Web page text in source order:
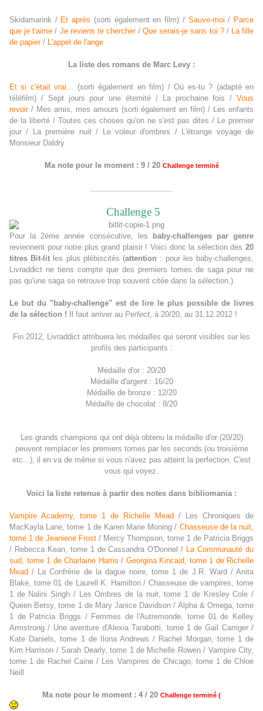
Skidamarink / Et après (sorti également en film) / Sauve-moi / Parce
que je t'aime / Je reviens te chercher /Que serais-je sans toi ? / La fille
de papier / L'appel de l'ange
La liste des romans de Marc Levy :
Et si c'était vrai... (sorti également en film) /Où es-tu ? (adapté en
téléfilm) / Sept jours pour une éternité / La prochaine fois /Vous
revoir / Mes amis, mes amours (sorti également en film) / Les enfants
de la liberté / Toutes ces choses qu'on ne s'est pas dites / Le premier
jour /
La première nuit / Le voleur d'ombres / L'étrange voyage de
Monsieur Daldry
Ma note pour le moment : 9 / 20 Challenge terminé
Challenge 5
Pour la 2ème année consécutive, les
baby-challenges par genre
reviennent pour notre plus grand plaisir ! Voici donc la sélection des20
titres Bit-lit les plus plébiscités (attention : pour les baby-challenges,
Livraddict ne tiens compte que des premiers tomes de saga pour ne
pas qu'une saga se retrouve trop souvent citée dans la sélection.)
Le but du "baby-challenge" est de lire le plus possible de livres
de la sélection !
Il faut arriver au Perfect, à 20/20, au 31.12.2012 !
Fin 2012, Livraddict attribuera les médailles qui seront visibles sur les
profils des participants :
Médaille d'or : 20/20
Médaille d'argent : 16/20
Médaille de bronze : 12/20
Médaille de chocolat : 8/20
Les grands champions qui ont déjà obtenu la médaille d'or (20/20)
peuvent remplacer les premiers tomes par les seconds (ou troisième
etc...), il en va de même si vous n'avez pas atteint la perfection. C'est
vous qui voyez.
Voici la liste retenue à partir des notes dans bibliomania :
Vampire Academy, tome 1 de Richelle Mead / Les Chroniques de
MacKayla Lane, tome 1 de Karen Marie Moning / Chasseuse de la nuit,
tome 1 de Jeaniene Frost / Mercy Thompson, tome 1 de Patricia Briggs
/ Rebecca Kean, tome 1 de Cassandra O'Donnel / La Communauté du
sud, tome 1 de Charlaine Harris / Georgina Kincaid, tome 1 de Richelle
Mead / La Confrérie de la dague noire, tome 1 de J.R. Ward / Anita
Blake, tome 01 de Laurell K. Hamilton / Chasseuse de vampires, tome
1 de Nalini Singh / Les Ombres de la nuit, tome 1 de Kresley Cole /
Queen Betsy, tome 1 de Mary Janice Davidson / Alpha & Omega, tome
1 de Patricia Briggs / Femmes de l'Autremonde, tome 01 de Kelley
Armstrong / Une aventure d'Alexia Tarabotti, tome 1 de Gail Carriger /
Kate Daniels, tome 1 de Ilona Andrews / Rachel Morgan, tome 1 de
Kim Harrison / Sarah Dearly, tome 1 de Michelle Rowen / Vampire City,
tome 1 de Rachel Caine / Les Vampires de Chicago, tome 1 de Chloe
Neill
Ma note pour le moment : 4 / 20 Challenge terminé (